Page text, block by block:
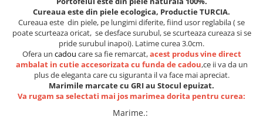
Lenjerii de pat pentru copii
Cadouri Cuplu
Fashion
Pijamale de CRACIUN
Pijamale de dama
Pijamale de barbati
Halate si capoate
Cureaua este din piele ecologica, Productie TURCIA.
Cureaua este din piele, pe lungimi diferite, fiind usor reglabila ( se
poate scurteaza oricat, se desface surubul, se scurteaza cureaza si se
pride surubul inapoi). Latime curea 3.0cm.
Ofera un cadou care sa fie remarcat,acest produs vine direct
ambalat in cutie accesorizata cu funda de cadou,ce ii va da un
plus de eleganta care cu siguranta il va face mai apreciat.
Marimile marcate cu GRI au Stocul epuizat.
Va rugam sa selectati mai jos marimea dorita pentru curea:
Marime.: